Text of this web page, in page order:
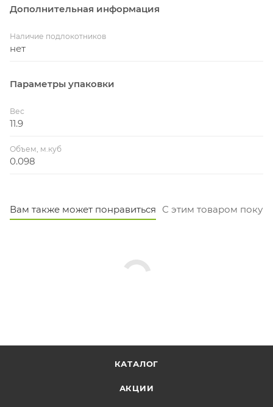
Дополнительная информация
Наличие подлокотников
нет
Параметры упаковки
Вес
11.9
Объем, м.куб
0.098
Вам также может понравиться С этим товаром
КАТАЛОГ
АКЦИИ